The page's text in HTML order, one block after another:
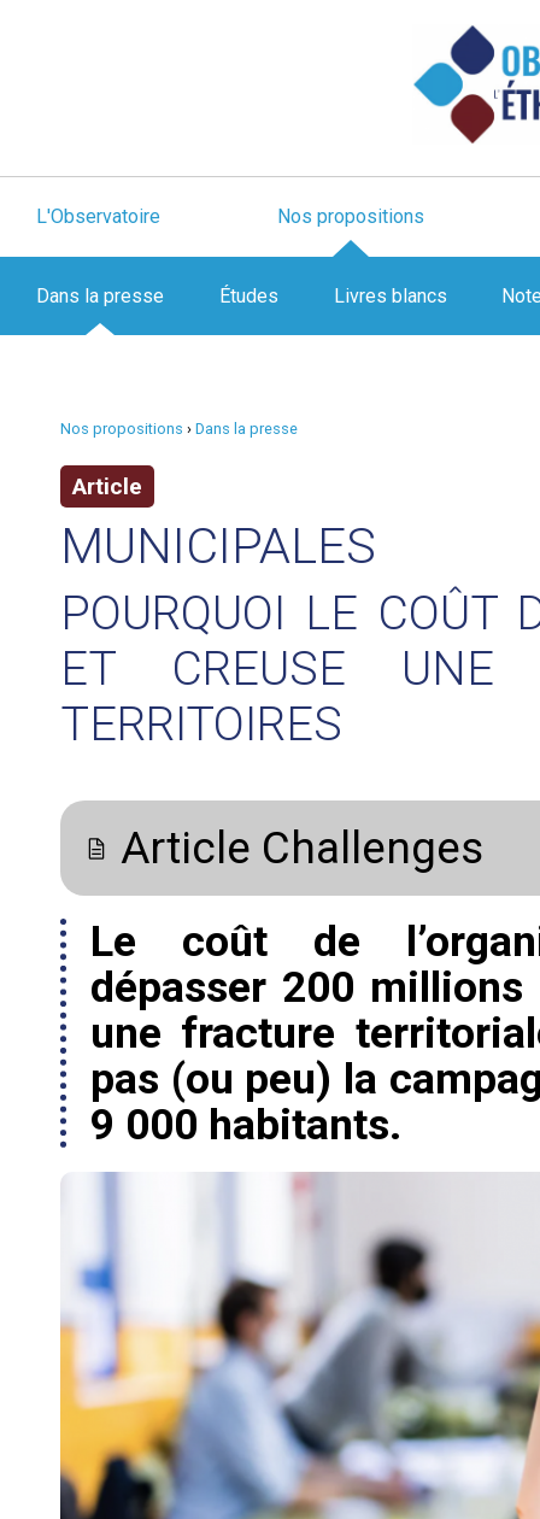
L'Observatoire Nos propositions
Dans la presse Études Livres blancs
Nos propositions › Dans la presse
Article
MUNICIPALES
POURQUOI LE COÛT
ET CREUSE UNE
TERRITOIRES
Article Challenges
Le coût de
dépasser 200 millions
une fracture
pas (ou peu) la
9 000 habitants.